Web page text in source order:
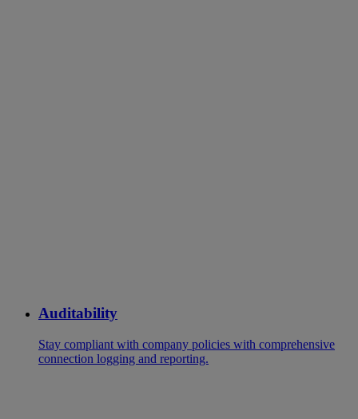
Auditability
Stay compliant with company policies with comprehensive
connection logging and reporting.